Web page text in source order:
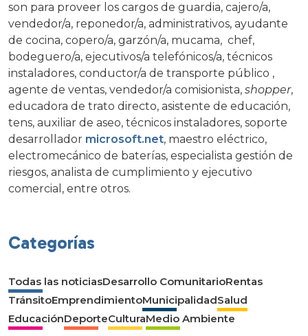
son para proveer los cargos de guardia, cajero/a,
vendedor/a, reponedor/a, administrativos, ayudante
de cocina, copero/a, garzón/a, mucama, chef,
bodeguero/a, ejecutivos/a telefónicos/a, técnicos
instaladores, conductor/a de transporte público ,
agente de ventas, vendedor/a comisionista, shopper,
educadora de trato directo, asistente de educación,
tens, auxiliar de aseo, técnicos instaladores, soporte
desarrollador microsoft.net, maestro eléctrico,
electromecánico de baterías, especialista gestión de
riesgos, analista de cumplimiento y ejecutivo
comercial, entre otros.
Categorías
Todas las noticiasDesarrollo ComunitarioRentas
TránsitoEmprendimientoMunicipalidadSalud
EducaciónDeporteCulturaMedio Ambiente